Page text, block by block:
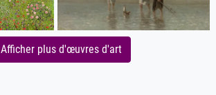
Afficher plus d'œuvres d'art